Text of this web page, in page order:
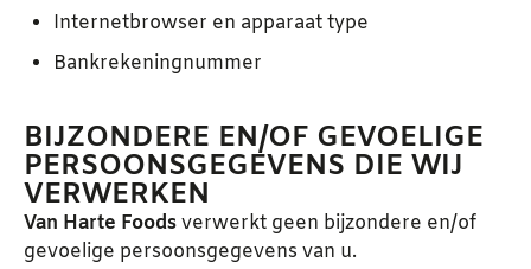
Internetbrowser en apparaat type
Bankrekeningnummer
BIJZONDERE EN/OF GEVOELIGE
PERSOONSGEGEVENS DIE WIJ
VERWERKEN
Van Harte Foodsverwerkt geen bijzondere en/of
gevoelige persoonsgegevens van u.